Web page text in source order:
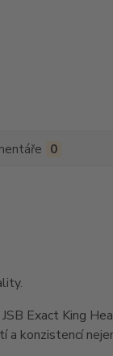
0
Exact King
konzistencí